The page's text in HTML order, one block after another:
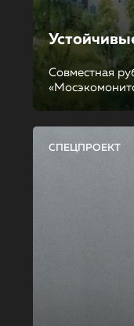
Совместная
СПЕЦПРОЕКТ